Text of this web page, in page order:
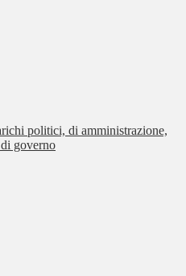
politici, di amministrazione,
governo